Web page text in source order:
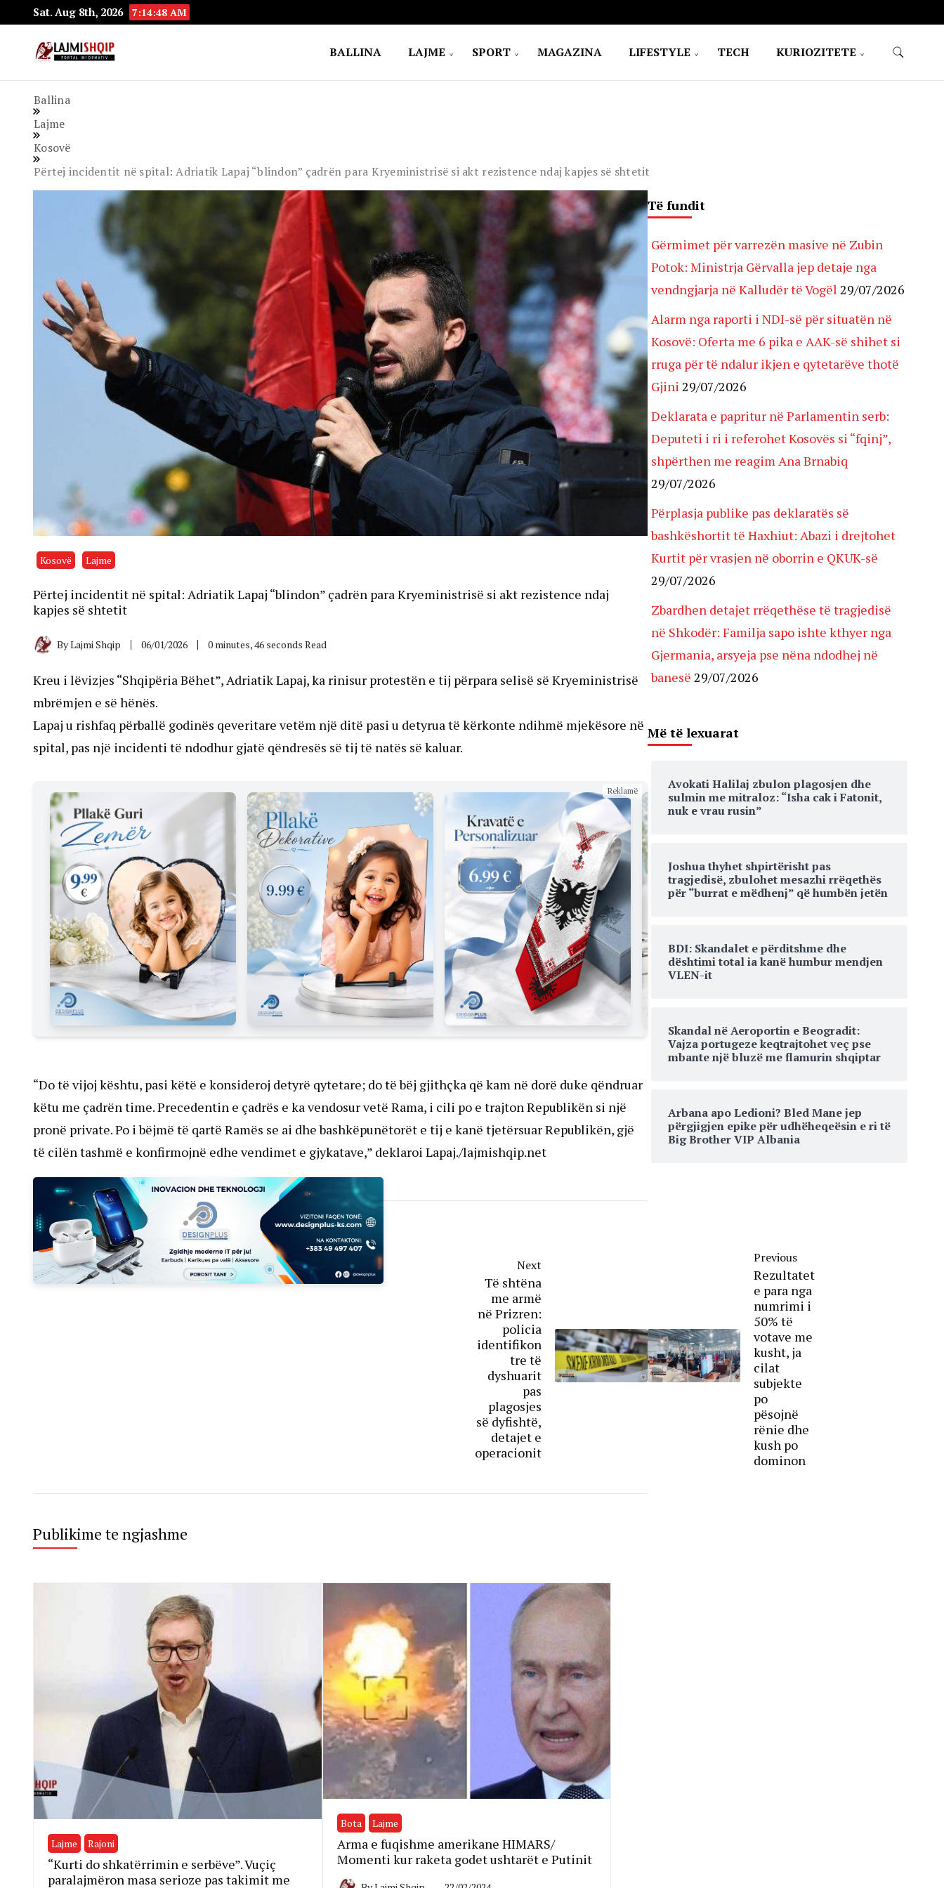
Sat. Aug 8th, 2026 7:14:49 AM
BALLINA LAJME SPORT MAGAZINA LIFESTYLE TECH KURIOZITETE
Ballina
Lajme
Kosovë
Përtej incidentit në spital: Adriatik Lapaj “blindon” çadrën para Kryeministrisë si akt rezistence ndaj kapjes së shtetit
Kosovë Lajme
Përtej incidentit në spital: Adriatik Lapaj “blindon” çadrën para Kryeministrisë si akt rezistence ndaj
kapjes së shtetit
ByLajmi Shqip 06/01/2026 0 minutes, 46 seconds Read
Kreu i lëvizjes “Shqipëria Bëhet”, Adriatik Lapaj, ka rinisur protestën e tij përpara selisë së Kryeministrisë
mbrëmjen e së hënës.
Lapaj u rishfaq përballë godinës qeveritare vetëm një ditë pasi u detyrua të kërkonte ndihmë mjekësore në
spital, pas një incidenti të ndodhur gjatë qëndresës së tij të natës së kaluar.
Reklamë
“Do të vijoj kështu, pasi këtë e konsideroj detyrë qytetare; do të bëj gjithçka që kam në dorë duke qëndruar
këtu me çadrën time. Precedentin e çadrës e ka vendosur vetë Rama, i cili po e trajton Republikën si një
pronë private. Po i bëjmë të qartë Ramës se ai dhe bashkëpunëtorët e tij e kanë tjetërsuar Republikën, gjë
të cilën tashmë e konfirmojnë edhe vendimet e gjykatave,” deklaroi Lapaj./lajmishqip.net
Previous
Rezultatet
e para nga
numrimi i
50% të
votave me
kusht, ja
cilat
subjekte
po
pësojnë
rënie dhe
kush po
dominon
Next
Të shtëna
me armë
në Prizren:
policia
identifikon
tre të
dyshuarit
pas
plagosjes
së dyfishtë,
detajet e
operacionit
Publikime te ngjashme
Lajme Rajoni
“Kurti do shkatërrimin e serbëve”. Vuçiç
paralajmëron masa serioze pas takimit me
Bota Lajme
Arma e fuqishme amerikane HIMARS/
Momenti kur raketa godet ushtarët e Putinit
Të fundit
Gërmimet për varrezën masive në Zubin
Potok: Ministrja Gërvalla jep detaje nga
vendngjarja në Kalludër të Vogël 29/07/2026
Alarm nga raporti i NDI-së për situatën në
Kosovë: Oferta me 6 pika e AAK-së shihet si
rruga për të ndalur ikjen e qytetarëve thotë
Gjini 29/07/2026
Deklarata e papritur në Parlamentin serb:
Deputeti i ri i referohet Kosovës si “fqinj”,
shpërthen me reagim Ana Brnabiq
29/07/2026
Përplasja publike pas deklaratës së
bashkëshortit të Haxhiut: Abazi i drejtohet
Kurtit për vrasjen në oborrin e QKUK-së
29/07/2026
Zbardhen detajet rrëqethëse të tragjedisë
në Shkodër: Familja sapo ishte kthyer nga
Gjermania, arsyeja pse nëna ndodhej në
banesë 29/07/2026
Më të lexuarat
Avokati Halilaj zbulon plagosjen dhe
sulmin me mitraloz: “Isha cak i Fatonit,
nuk e vrau rusin”
Joshua thyhet shpirtërisht pas
tragjedisë, zbulohet mesazhi rrëqethës
për “burrat e mëdhenj” që humbën jetën
BDI: Skandalet e përditshme dhe
dështimi total ia kanë humbur mendjen
VLEN-it
Skandal në Aeroportin e Beogradit:
Vajza portugeze keqtrajtohet veç pse
mbante një bluzë me flamurin shqiptar
Arbana apo Ledioni? Bled Mane jep
përgjigjen epike për udhëheqeësin e ri të
Big Brother VIP Albania